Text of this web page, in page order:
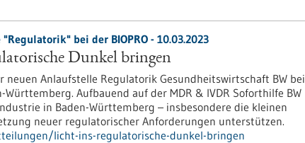
bei der BIOPRO - 10.03.2023
Dunkel bringen
neuen Anlaufstelle Regulatorik Gesundheitswirtschaft BW bei
Württemberg. Aufbauend auf der MDR & IVDR Soforthilfe BW
in Baden-Württemberg – insbesondere die kleinen
neuer regulatorischer Anforderungen unterstützen.
licht-ins-regulatorische-dunkel-bringen